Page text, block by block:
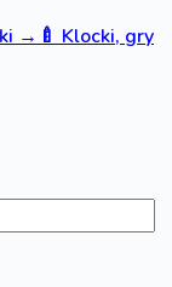
→🍼Klocki, gry